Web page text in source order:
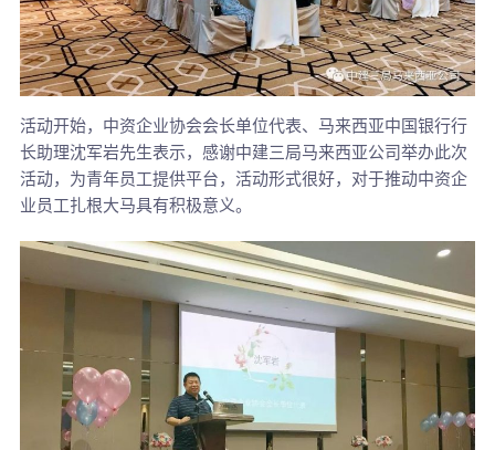
活动开始，中资企业协会会长单位代表、马来西亚中国银行行
长助理沈军岩先生表示，感谢中建三局马来西亚公司举办此次
活动，为青年员工提供平台，活动形式很好，对于推动中资企
业员工扎根大马具有积极意义。